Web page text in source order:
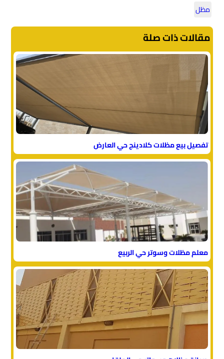
مظل
مقالات ذات صلة
تفصيل بيع مظلات كلادينج حي العارض
معلم مظلات وسوتر حي الربيع